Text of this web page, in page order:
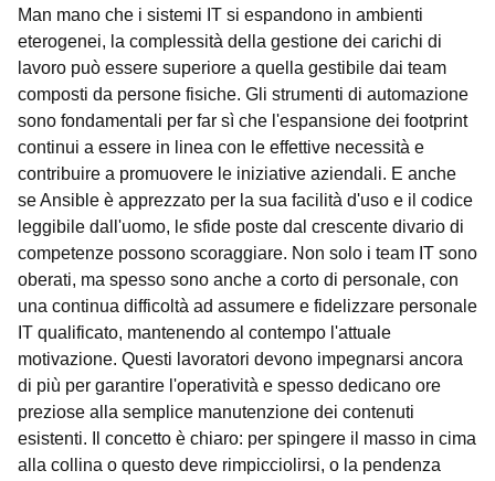
Man mano che i sistemi IT si espandono in ambienti
eterogenei, la complessità della gestione dei carichi di
lavoro può essere superiore a quella gestibile dai team
composti da persone fisiche. Gli strumenti di automazione
sono fondamentali per far sì che l'espansione dei footprint
continui a essere in linea con le effettive necessità e
contribuire a promuovere le iniziative aziendali. E anche
se Ansible è apprezzato per la sua facilità d'uso e il codice
leggibile dall'uomo, le sfide poste dal crescente divario di
competenze possono scoraggiare. Non solo i team IT sono
oberati, ma spesso sono anche a corto di personale, con
una continua difficoltà ad assumere e fidelizzare personale
IT qualificato, mantenendo al contempo l'attuale
motivazione. Questi lavoratori devono impegnarsi ancora
di più per garantire l'operatività e spesso dedicano ore
preziose alla semplice manutenzione dei contenuti
esistenti. Il concetto è chiaro: per spingere il masso in cima
alla collina o questo deve rimpicciolirsi, o la pendenza